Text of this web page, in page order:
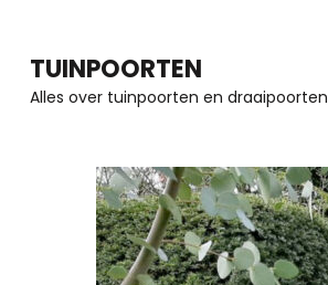
naar
inhoud
TUINPOORTEN
Alles over tuinpoorten en draaipoorten